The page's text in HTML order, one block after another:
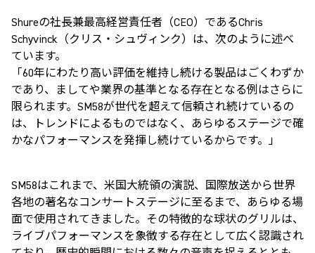
Shureの社長兼最高経営責任者（CEO）であるChris
Schyvinck （クリス・シュヴィンク）は、次のように述べ
ています。
「 60年にわたり高い評価を維持し続ける製品はごくわずか
であり、ましてや業界の基準となる存在となる例はさらに
限られます。 SM58が世代を超えて信頼され続けているの
は、トレンドによるものではなく、あらゆるステージで確
かなパフォーマンスを発揮し続けているからです。」
SM58はこれまで、米国大統領の演説、国際放送から世界
各地の著名なコンサートステージに至るまで、あらゆる場
面で使用されてきました。その特徴的な球状のグリルは、
ライブパフォーマンスを象徴する存在として広く認識され